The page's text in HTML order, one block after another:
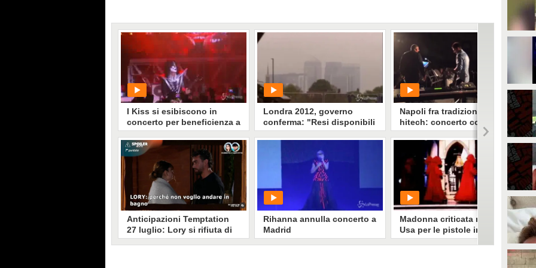
I Kiss si esibiscono in
concerto per beneficienza a
Londra
PLAY
1169 • diSpettacolo Fanpage
Anticipazioni Temptation
27 luglio: Lory si rifiuta di
seguire Sabrina in bagno,
Londra 2012, governo
conferma: "Resi disponibili
più soldati"
104 Sport Fanpage
Rihanna annulla concerto a
Madrid
Napoli fra tradizione e
hitech: concerto con tablet
e fisarmonica
PLAY
556• di Spettacolo Fanpage
Madonna criticata negli
Usa per le pistole in scena
nei suoi concerti